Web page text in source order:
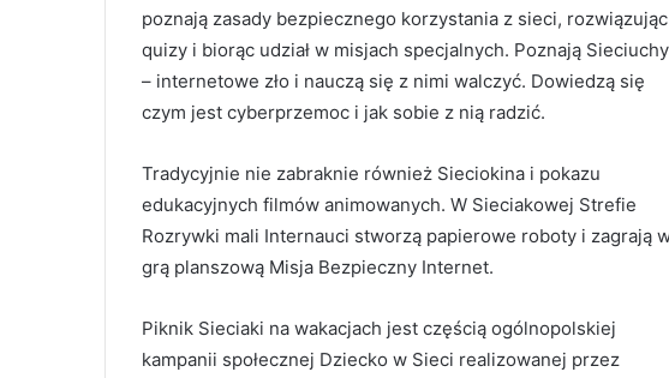
poznają zasady bezpiecznego korzystania z sieci, rozwiązując
quizy i biorąc udział w misjach specjalnych. Poznają Sieciuchy
– internetowe zło i nauczą się z nimi walczyć. Dowiedzą się
czym jest cyberprzemoc i jak sobie z nią radzić.
Tradycyjnie nie zabraknie również Sieciokina i pokazu
edukacyjnych filmów animowanych. W Sieciakowej Strefie
Rozrywki mali Internauci stworzą papierowe roboty i zagrają
grą planszową Misja Bezpieczny Internet.
Piknik Sieciaki na wakacjach jest częścią ogólnopolskiej
kampanii społecznej Dziecko w Sieci realizowanej przez